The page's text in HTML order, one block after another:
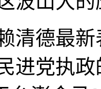
清德最
进党执